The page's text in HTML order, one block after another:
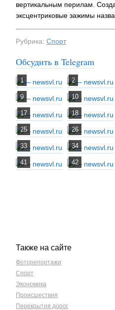
вертикальным перилам.
эксцентриковые зажимы
Рубрика: Спорт
Обсудить в Telegram
Также на сайте
Фоторепортажи
Спорт
Экономика
Происшествия
Перекрытия дорог